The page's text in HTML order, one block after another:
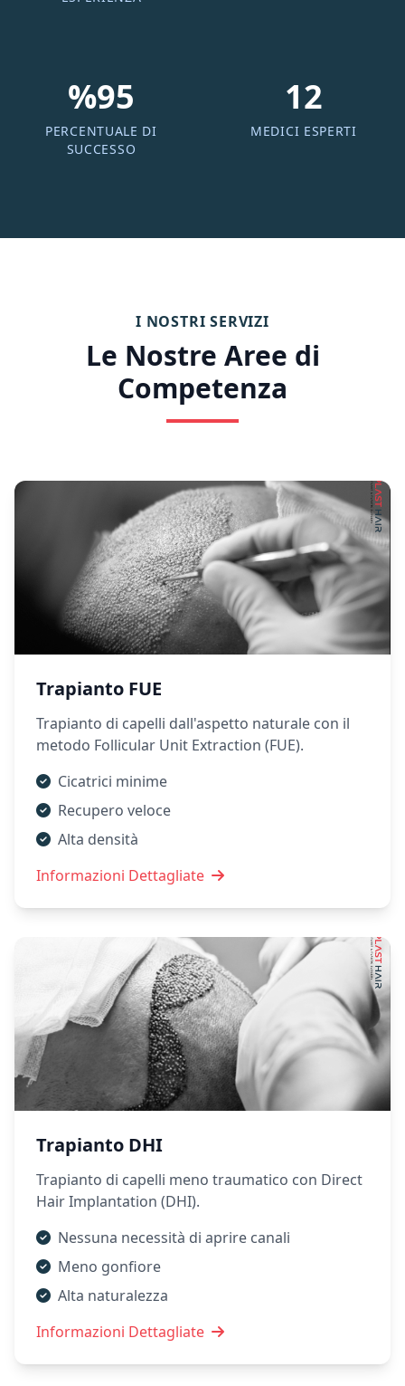
%95
PERCENTUALE DI
SUCCESSO
12
MEDICI ESPERTI
I NOSTRI SERVIZI
Le Nostre Aree di
Competenza
Trapianto FUE
Trapianto di capelli dall'aspetto naturale con il
metodo Follicular Unit Extraction (FUE).
Cicatrici minime
Recupero veloce
Alta densità
Informazioni Dettagliate
Trapianto DHI
Trapianto di capelli meno traumatico con Direct
Hair Implantation (DHI).
Nessuna necessità di aprire canali
Meno gonfiore
Alta naturalezza
Informazioni Dettagliate